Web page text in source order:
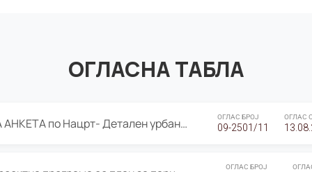
ОГЛАСНА ТАБЛА
ЈАВНА ПРЕЗЕНТАЦИЈА И ЈАВНА АНКЕТА по Нацрт- Детален урбанистички план Градска четврт Ј 05- Барутана, Општина Центар- Скопје, плански период 2025-2030 ОГЛАС БРОЈ
09-2501/11
ОГЛАС
ОГЛАС БРОЈ